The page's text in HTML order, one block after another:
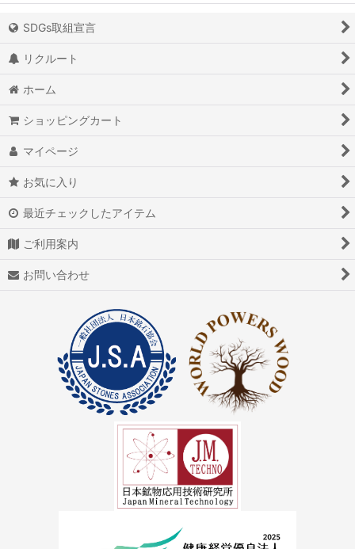
SDGs取組宣言
リクルート
ホーム
ショッピングカート
マイページ
お気に入り
最近チェックしたアイテム
ご利用案内
お問い合わせ